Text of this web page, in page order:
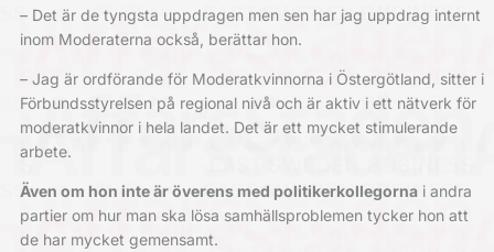
– Det är de tyngsta uppdragen men sen har jag uppdrag internt
inom Moderaterna också, berättar hon.
– Jag är ordförande för Moderatkvinnorna i Östergötland, sitter i
Förbundsstyrelsen på regional nivå och är aktiv i ett nätverk för
moderatkvinnor i hela landet. Det är ett mycket stimulerande
arbete.
Även om hon inte är överens med politikerkollegornai andra
partier om hur man ska lösa samhällsproblemen tycker hon att
de har mycket gemensamt.